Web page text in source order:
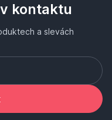
kontaktu
a slevách